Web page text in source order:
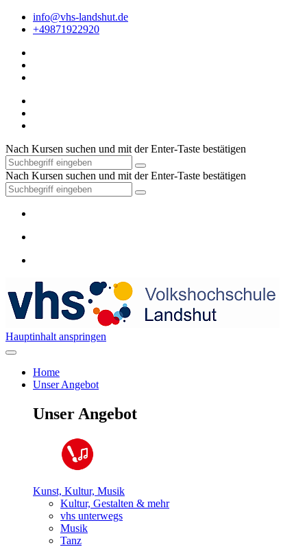
info@vhs-landshut.de
+49871922920
Nach Kursen suchen und mit der Enter-Taste bestätigen
Nach Kursen suchen und mit der Enter-Taste bestätigen
Hauptinhalt anspringen
Home
Unser Angebot
Unser Angebot
Kunst, Kultur, Musik
Kultur, Gestalten & mehr
vhs unterwegs
Musik
Tanz